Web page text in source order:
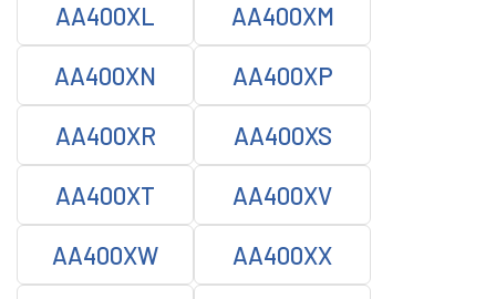
AA400XL AA400XM
AA400XN AA400XP
AA400XR AA400XS
AA400XT AA400XV
AA400XW AA400XX